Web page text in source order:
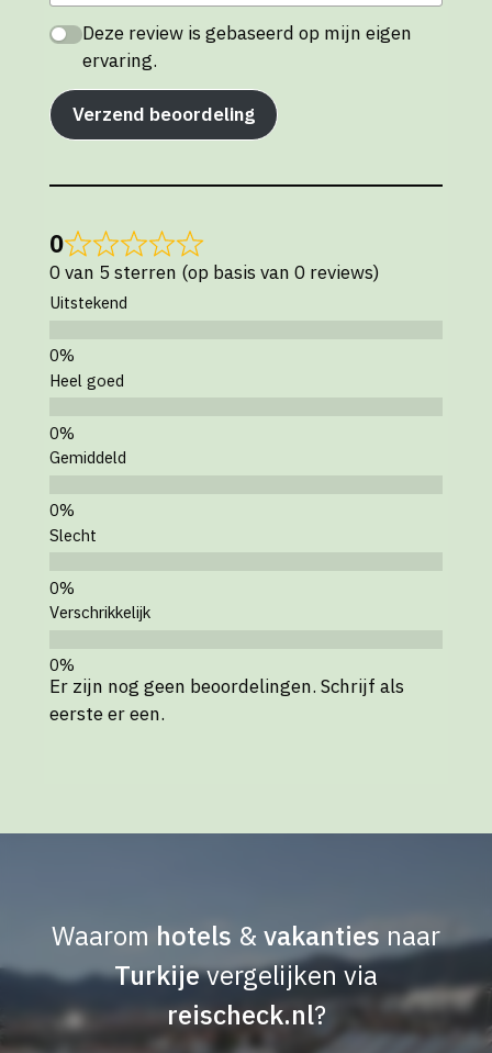
Deze review is gebaseerd op mijn eigen
ervaring.
Verzend beoordeling
0
0 van 5 sterren (op basis van 0 reviews)
Uitstekend
Heel goed
Gemiddeld
Slecht
Verschrikkelijk
Er zijn nog geen beoordelingen. Schrijf als
eerste er een.
Waarom hotels & vakanties naar
Turkijevergelijken via
reischeck.nl?